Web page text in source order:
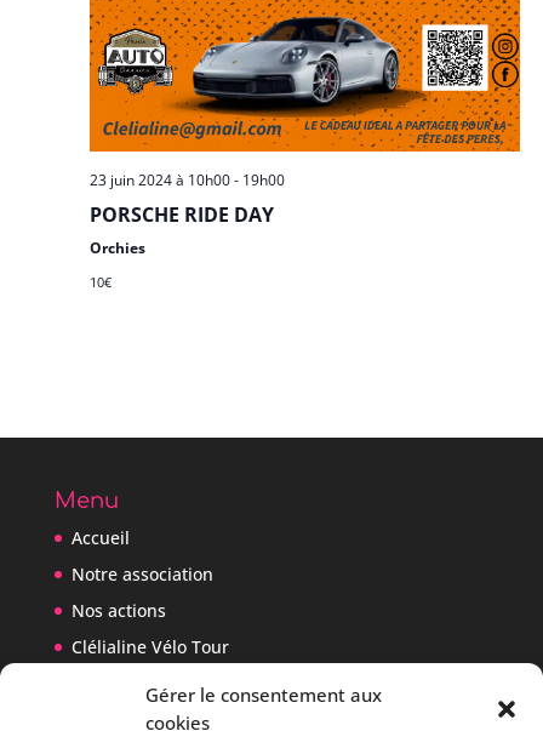
Gérer le consentement aux
cookies
23 juin 2024 à 10h00- 19h00
PORSCHE RIDE DAY
Orchies
10€
Menu
Accueil
Notre association
Nos actions
Clélialine Vélo Tour